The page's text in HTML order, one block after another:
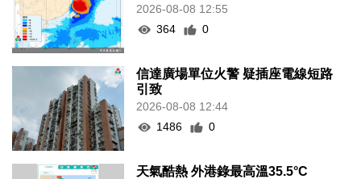
2026-08-08 12:55
364
0
信達廣場單位火警 疑插座電線短路
引致
2026-08-08 12:44
1486
0
天氣酷熱 外港錄最高溫35.5°C